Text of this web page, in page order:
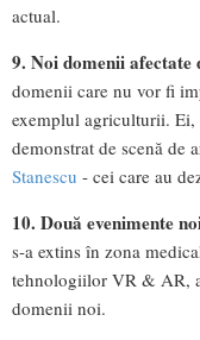
actual.
9. Noi domenii afectate
domenii care nu vor fi
exemplul agriculturii.
demonstrat de scenă de
Stanescu - cei care au
10. Două evenimente
s-a extins în zona
tehnologiilor VR & AR,
domenii noi.